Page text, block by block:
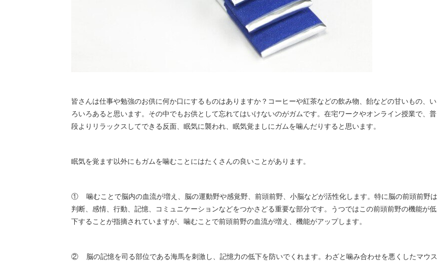
皆さんは仕事や勉強のお供に何か口にするものはありますか？コーヒーや紅茶などの飲み物、飴などの甘いもの、い
ろいろあると思います。その中でもお供として忘れてはいけないのがガムです。在宅ワークやオンライン授業で、普
段よりリラックスしてできる反面、眠気に襲われ、眠気覚ましにガムを噛んだりすると思います。
眠気を覚ます以外にもガムを噛むことにはたくさんの良いことがあります。
① 噛むことで脳内の血流が増え、脳の運動野や感覚野、前頭前野、小脳などが活性化します。特に脳の前頭前野は
判断、感情、行動、記憶、コミュニケーションなどをつかさどる重要な部分です。うつではこの前頭前野の機能が低
下することが指摘されていますが、噛むことで前頭前野の血流が増え、機能がアップします。
② 脳の記憶を司る部位である海馬を刺激し、記憶力の低下を防いでくれます。わざと噛み合わせを悪くしたマウス